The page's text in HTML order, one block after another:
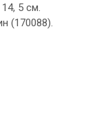
5 см.
(170088).